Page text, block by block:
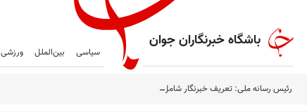
باشگاه خبرنگاران جوان
سیاسی بین‌الملل ورزشی
رئیس رسانه ملی: تعریف خبرنگار شامل همه عوامل جلو و پشت دوربین می‌شود